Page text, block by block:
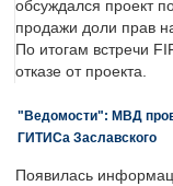
обсуждался проект
продажи доли прав
По итогам встречи
отказе от проекта.
"Ведомости": МВД
ГИТИСа Заславского
Появилась